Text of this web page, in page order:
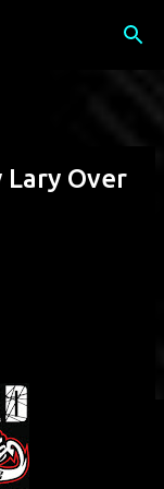
Lary Over